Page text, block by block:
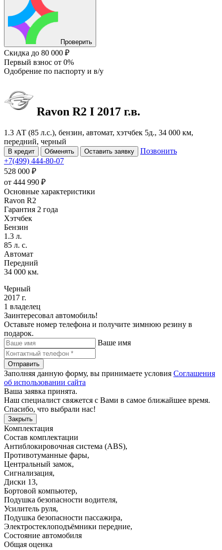
Проверить
Скидка до 80 000 ₽
Первый взнос от 0%
Одобрение по паспорту и в/у
Ravon R2 I 2017 г.в.
1.3 АТ (85 л.с.), бензин, автомат, хэтчбек 5д., 34 000 км,
передний, черный
В кредит Обменять Оставить заявку
Позвонить
+7(499) 444-80-07
528 000 ₽
от 444 990 ₽
Основные характеристики
Ravon R2
Гарантия 2 года
Хэтчбек
Бензин
1.3 л.
85 л. с.
Автомат
Передний
34 000 км.
Черный
2017 г.
1 владелец
Заинтересовал автомобиль!
Оставьте номер телефона и получите зимнюю резину в
подарок.
Ваше имя
Отправить
Заполняя данную форму, вы принимаете условия Соглашения
об использовании сайта
Ваша заявка принята.
Наш специалист свяжется с Вами в самое ближайшее время.
Спасибо, что выбрали нас!
Закрыть
Комплектация
Состав комплектации
Антиблокировочная система (ABS),
Противотуманные фары,
Центральный замок,
Сигнализация,
Диски 13,
Бортовой компьютер,
Подушка безопасности водителя,
Усилитель руля,
Подушка безопасности пассажира,
Электростеклоподъёмники передние,
Состояние автомобиля
Общая оценка